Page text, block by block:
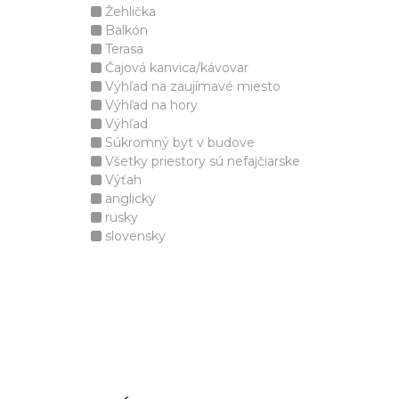
Žehlička
Balkón
Terasa
Čajová kanvica/kávovar
Výhľad na zaujímavé miesto
Výhľad na hory
Výhľad
Súkromný byt v budove
Všetky priestory sú nefajčiarske
Výťah
anglicky
rusky
slovensky